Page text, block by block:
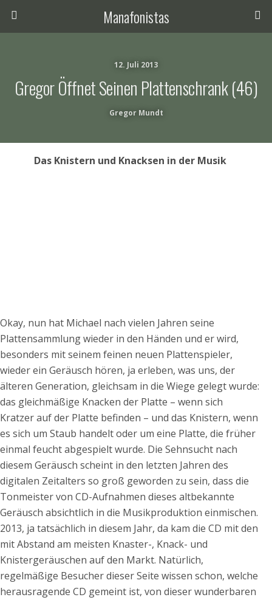
Manafonistas
12. Juli 2013
Gregor Öffnet Seinen Plattenschrank (46)
Gregor Mundt
Das Knistern und Knacksen in der Musik
Okay, nun hat Michael nach vielen Jahren seine
Plattensammlung wieder in den Händen und er wird,
besonders mit seinem feinen neuen Plattenspieler,
wieder ein Geräusch hören, ja erleben, was uns, der
älteren Generation, gleichsam in die Wiege gelegt wurde:
das gleichmäßige Knacken der Platte – wenn sich
Kratzer auf der Platte befinden – und das Knistern, wenn
es sich um Staub handelt oder um eine Platte, die früher
einmal feucht abgespielt wurde. Die Sehnsucht nach
diesem Geräusch scheint in den letzten Jahren des
digitalen Zeitalters so groß geworden zu sein, dass die
Tonmeister von CD-Aufnahmen dieses altbekannte
Geräusch absichtlich in die Musikproduktion einmischen.
2013, ja tatsächlich in diesem Jahr, da kam die CD mit den
mit Abstand am meisten Knaster-, Knack- und
Knistergeräuschen auf den Markt. Natürlich,
regelmäßige Besucher dieser Seite wissen schon, welche
herausragende CD gemeint ist, von dieser wunderbaren